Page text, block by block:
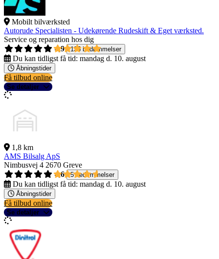
Mobilt bilværksted
Autorude Specialisten - Udekørende Rudeskift & Eget værksted.
Service og reparation hos dig
4,9
135 bedømmelser
Du kan tidligst få tid: mandag d. 10. august
Åbningstider
Få tilbud online
Se detaljer
1,8 km
AMS Bilsalg ApS
Nimbusvej 4 2670 Greve
4,6
5 bedømmelser
Du kan tidligst få tid: mandag d. 10. august
Åbningstider
Få tilbud online
Se detaljer